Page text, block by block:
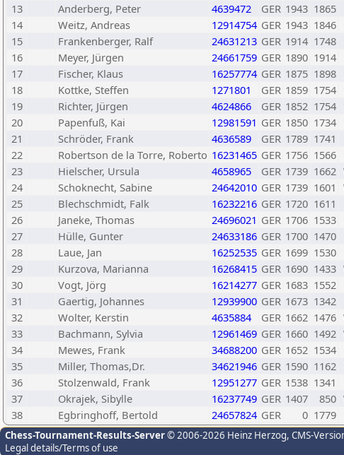
13
Anderberg, Peter 4639472 GER 1943 1865
14
Weitz, Andreas 12914754 GER 1943 1846
15
Frankenberger, Ralf 24631213 GER 1914 1748
16
Meyer, Jürgen 24661759 GER 1890 1914
17
Fischer, Klaus 16257774 GER 1875 1898
18
Kottke, Steffen 1271801 GER 1859 1754
19
Richter, Jürgen 4624866 GER 1852 1754
20
Papenfuß, Kai 12981591 GER 1850 1734
21
Schröder, Frank 4636589 GER 1789 1741
22
Robertson de la Torre, Roberto 16231465 GER 1756 1566
23
Hielscher, Ursula 4658965 GER 1739 1662
24
Schoknecht, Sabine 24642010 GER 1739 1601
25
Blechschmidt, Falk 16232216 GER 1720 1611
26
Janeke, Thomas 24696021 GER 1706 1533
27
Hülle, Gunter 24633186 GER 1700 1470
28
Laue, Jan 16252535 GER 1699 1530
29
Kurzova, Marianna 16268415 GER 1690 1433
30
Vogt, Jörg 16214277 GER 1683 1552
31
Gaertig, Johannes 12939900 GER 1673 1342
32
Wolter, Kerstin 4635884 GER 1662 1476
33
Bachmann, Sylvia 12961469 GER 1660 1492
34
Mewes, Frank 34688200 GER 1652 1534
35
Miller, Thomas,Dr. 34621946 GER 1590 1162
36
Stolzenwald, Frank 12951277 GER 1538 1341
37
Okrajek, Sibylle 16237749 GER 1407 850
38
Egbringhoff, Bertold 24657824 GER 0 1779
Chess-Tournament-Results-Server© 2006-2026 Heinz Herzog, CMS-
Legal details/Terms of use